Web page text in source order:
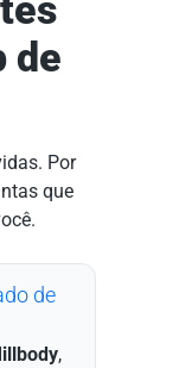
de
Por
que
de
,